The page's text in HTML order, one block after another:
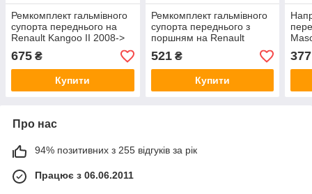
Ремкомплект гальмівного
супорта переднього на
Renault Kangoo II 2008->
1049C
675 ₴
Купити
Ремкомплект гальмівного
супорта переднього з
поршням на Renault
Frenkit (Іспанія) - 244904
521₴
Купити
377
Про нас
94% позитивних з 255 відгуків за рік
Працює з 06.06.2011